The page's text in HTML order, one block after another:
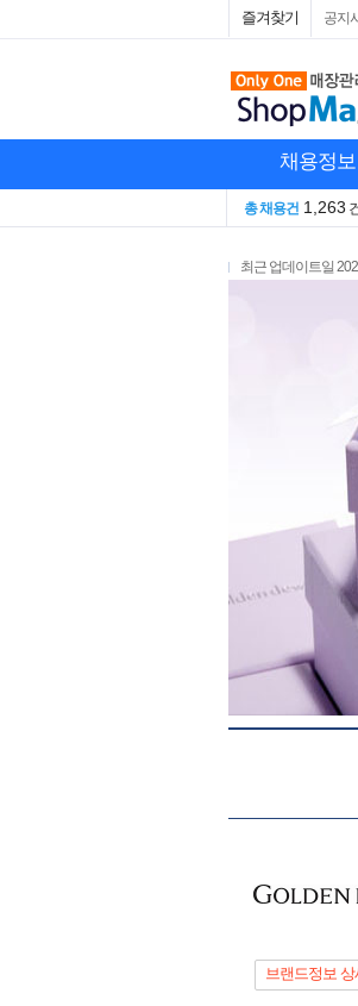
즐겨찾기 공지
채용정보
총 채용건 1,263
최근 업데이트일
브랜드정보 상